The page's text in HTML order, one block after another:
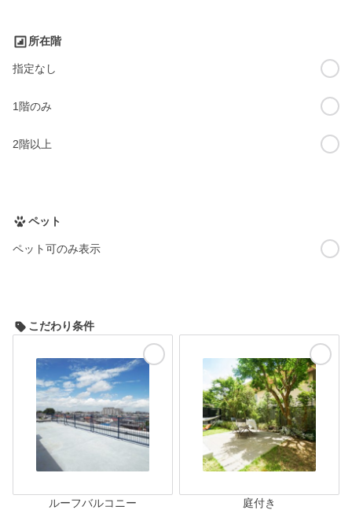
所在階
指定なし
1階のみ
2階以上
ペット
ペット可のみ表示
こだわり条件
ルーフバルコニー 庭付き